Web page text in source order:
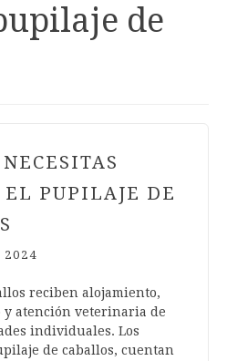
de
EL PUPILAJE DE
reciben alojamiento,
atención veterinaria de
individuales. Los
de caballos, cuentan